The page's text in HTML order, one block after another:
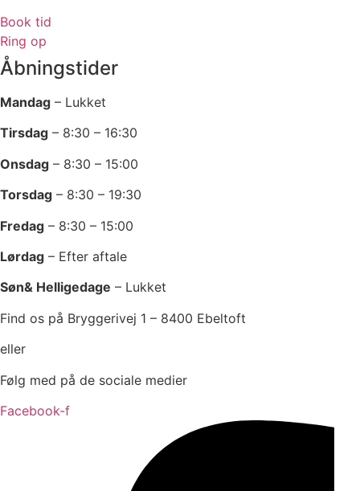
Book tid
Ring op
Åbningstider
Mandag – Lukket
Tirsdag – 8:30 – 16:30
Onsdag – 8:30 – 15:00
Torsdag – 8:30 – 19:30
Fredag – 8:30 – 15:00
Lørdag – Efter aftale
Søn& Helligedage – Lukket
Find os på Bryggerivej 1 – 8400 Ebeltoft
eller
Følg med på de sociale medier
Facebook-f